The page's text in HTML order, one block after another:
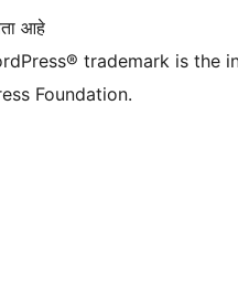
आहे
trademark is the
Foundation.